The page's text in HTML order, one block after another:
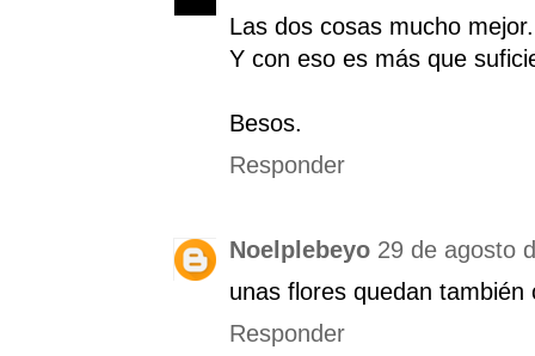
Las dos cosas mucho mejor.
Y con eso es más que
Besos.
Responder
Noelplebeyo 29 de agosto
unas flores quedan también
Responder